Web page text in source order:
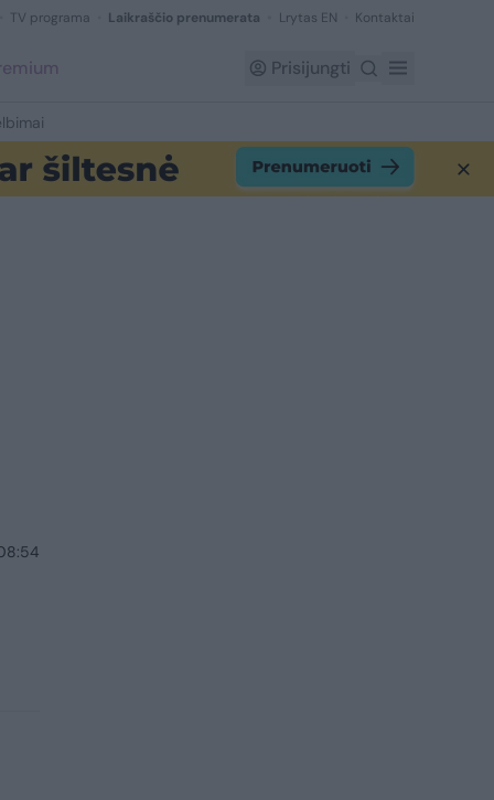
TV programa Laikraščio prenumerata Lrytas EN Kontaktai
Prisijungti